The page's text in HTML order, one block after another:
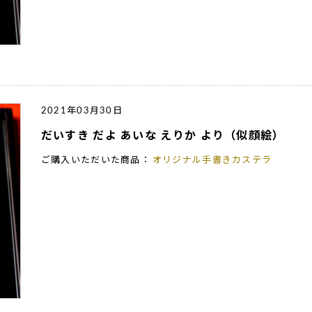
2021年03月30日
だいすき だよ あいな えりか より（似顔絵）
ご購入いただいた商品： オリジナル手書きカステラ